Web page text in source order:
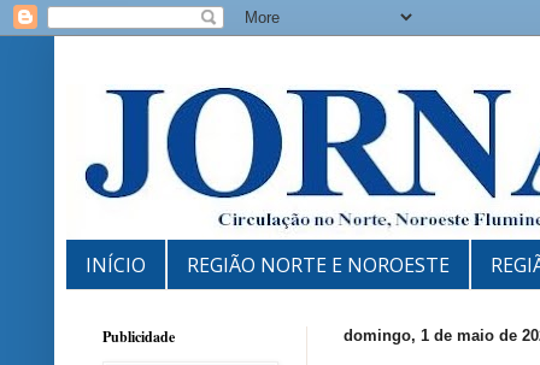
INÍCIO REGIÃO NORTE E NOROESTE
domingo, 1 de maio de
Publicidade